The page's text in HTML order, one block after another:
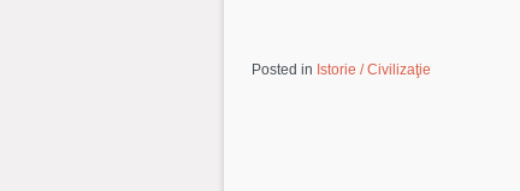
Posted in Istorie / Civilizaţie